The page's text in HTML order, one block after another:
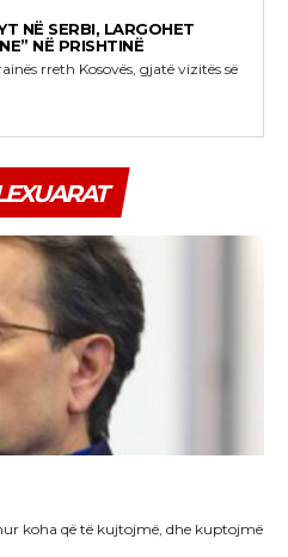
NË SERBI, LARGOHET
NË PRISHTINË
rreth Kosovës, gjatë vizitës së